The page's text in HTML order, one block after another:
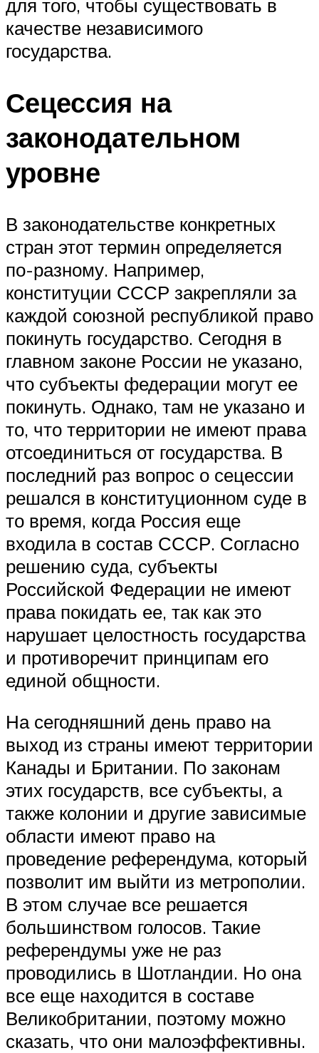
для того, чтобы существовать в
качестве независимого
государства.
Сецессия на
законодательном
уровне
В законодательстве конкретных
стран этот термин определяется
по-разному. Например,
конституции СССР закрепляли за
каждой союзной республикой право
покинуть государство. Сегодня в
главном законе России не указано,
что субъекты федерации могут ее
покинуть. Однако, там не указано и
то, что территории не имеют права
отсоединиться от государства. В
последний раз вопрос о сецессии
решался в конституционном суде в
то время, когда Россия еще
входила в состав СССР. Согласно
решению суда, субъекты
Российской Федерации не имеют
права покидать ее, так как это
нарушает целостность государства
и противоречит принципам его
единой общности.
На сегодняшний день право на
выход из страны имеют территории
Канады и Британии. По законам
этих государств, все субъекты, а
также колонии и другие зависимые
области имеют право на
проведение референдума, который
позволит им выйти из метрополии.
В этом случае все решается
большинством голосов. Такие
референдумы уже не раз
проводились в Шотландии. Но она
все еще находится в составе
Великобритании, поэтому можно
сказать, что они малоэффективны.